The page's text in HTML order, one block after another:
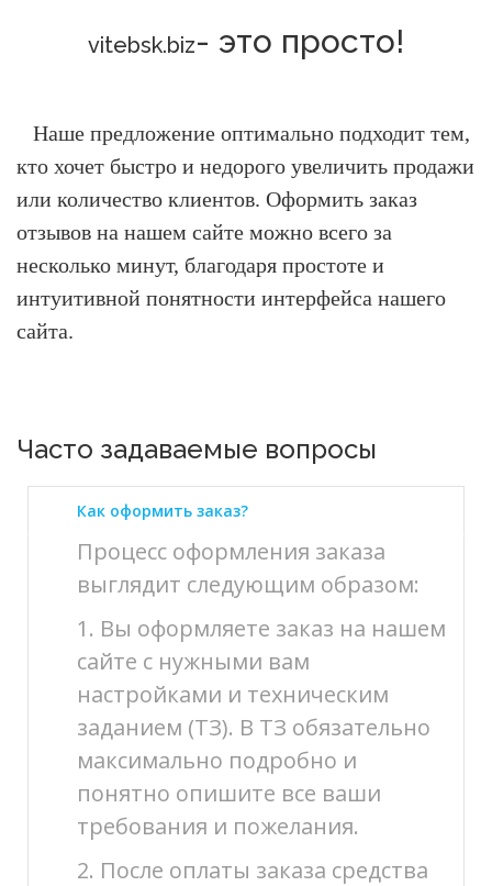
vitebsk.biz- это просто!
Наше предложение оптимально подходит тем,
кто хочет быстро и недорого увеличить продажи
или количество клиентов. Оформить заказ
отзывов на нашем сайте можно всего за
несколько минут, благодаря простоте и
интуитивной понятности интерфейса нашего
сайта.
Часто задаваемые вопросы
Как оформить заказ?
Процесс оформления заказа
выглядит следующим образом:
1. Вы оформляете заказ на нашем
сайте с нужными вам
настройками и техническим
заданием (ТЗ). В ТЗ обязательно
максимально подробно и
понятно опишите все ваши
требования и пожелания.
2. После оплаты заказа средства